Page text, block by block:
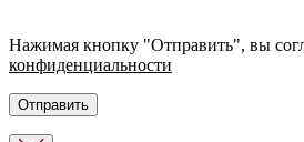
Нажимая кнопку "Отправить", вы
конфиденциальности